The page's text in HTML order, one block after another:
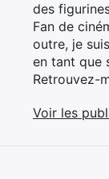
des
Fan de
outre, je
en tant que
Retrouvez-
Voir les